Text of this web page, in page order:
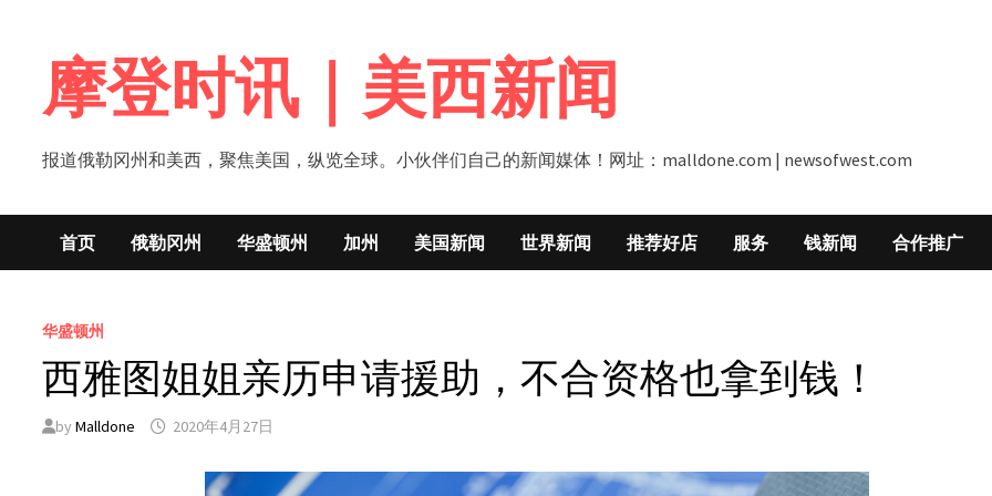
content摩登时讯｜美西新闻
报道俄勒冈州和美西，聚焦美国，纵览全球。小伙伴们自己的新闻媒体！网址：malldone.com | newsofwest.com
首页 俄勒冈州 华盛顿州 加州 美国新闻 世界新闻 推荐好店 服务 钱新闻 合作推广
华盛顿州
西雅图姐姐亲历申请援助，不合资格也拿到钱！
byMalldone 2020年4月27日